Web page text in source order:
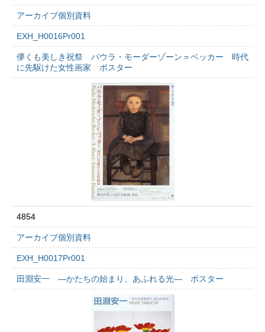
アーカイブ個別資料
EXH_H0016Pr001
儚くも美しき祝祭 パウラ・モーダーゾーン＝ベッカー 時代
に先駆けた女性画家 ポスター
4854
アーカイブ個別資料
EXH_H0017Pr001
田淵安一 ―かたちの始まり、あふれる光― ポスター